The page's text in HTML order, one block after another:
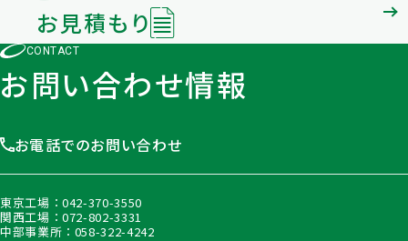
お見積もり
CONTACT
お問い合わせ情報
お電話でのお問い合わせ
東京工場：042-370-3550
関西工場：072-802-3331
中部事業所： 058-322-4242